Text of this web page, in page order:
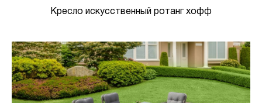
Кресло искусственный ротанг хофф